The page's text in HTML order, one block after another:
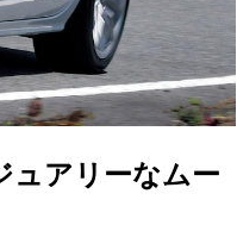
ュアリーなムー